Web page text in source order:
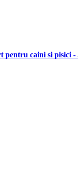
pentru caini si pisici -